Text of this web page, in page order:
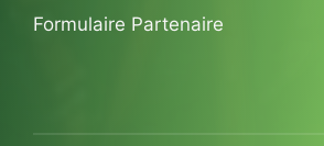
Formulaire Partenaire